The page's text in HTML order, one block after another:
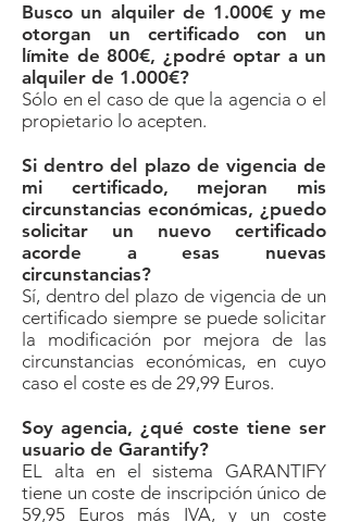
Busco un alquiler de 1.000€ y me
otorgan un certificado con un
límite de 800€, ¿podré optar a un
alquiler de 1.000€?
Sólo en el caso de que la agencia o el
propietario lo acepten.
Si dentro del plazo de vigencia de
mi certificado, mejoran mis
circunstancias económicas, ¿puedo
solicitar un nuevo certificado
acorde a esas nuevas
circunstancias?
Sí, dentro del plazo de vigencia de un
certificado siempre se puede solicitar
la modificación por mejora de las
circunstancias económicas, en cuyo
caso el coste es de 29,99 Euros.
Soy agencia, ¿qué coste tiene ser
usuario de Garantify?
EL alta en el sistema GARANTIFY
tiene un coste de inscripción único de
59,95 Euros más IVA, y un coste